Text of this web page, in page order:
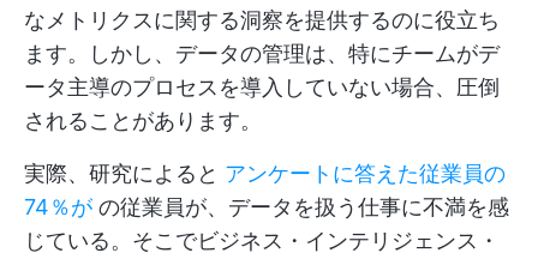
なメトリクスに関する洞察を提供するのに役立ち
ます。しかし、データの管理は、特にチームがデ
ータ主導のプロセスを導入していない場合、圧倒
されることがあります。
実際、研究によると アンケートに答えた従業員の
74％が の従業員が、データを扱う仕事に不満を感
じている。そこでビジネス・インテリジェンス・